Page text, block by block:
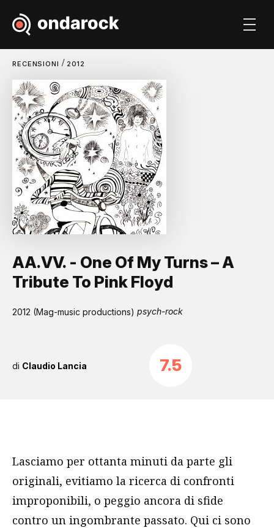
RECENSIONI / 2012
AA.VV. - One Of My Turns – A
Tribute To Pink Floyd
2012 (Mag-music productions) psych-rock
di Claudio Lancia 7.5
Lasciamo per ottanta minuti da parte gli
originali, evitiamo la ricerca di confronti
improponibili, o peggio ancora di sfide
contro un ingombrante passato. Qui ci sono